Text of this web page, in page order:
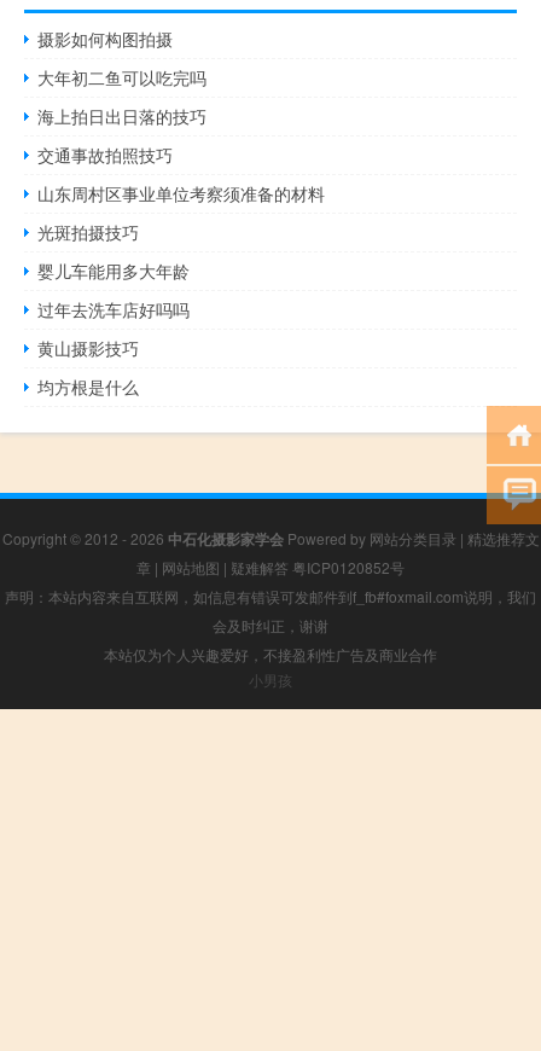
摄影如何构图拍摄
大年初二鱼可以吃完吗
海上拍日出日落的技巧
交通事故拍照技巧
山东周村区事业单位考察须准备的材料
光斑拍摄技巧
婴儿车能用多大年龄
过年去洗车店好吗吗
黄山摄影技巧
均方根是什么
Copyright © 2012 - 2026 中石化摄影家学会Powered by 网站分类目录 | 精选推荐文
章 | 网站地图 | 疑难解答 粤ICP0120852号
声明：本站内容来自互联网，如信息有错误可发邮件到f_fb#foxmail.com说明，我们
会及时纠正，谢谢
本站仅为个人兴趣爱好，不接盈利性广告及商业合作
小男孩